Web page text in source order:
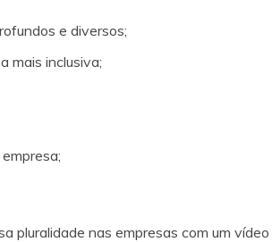
e diversos;
mais inclusiva;
pluralidade nas empresas com um